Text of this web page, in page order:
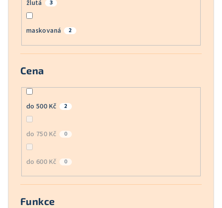
žlutá 3
maskovaná 2
Cena
do 500 Kč 2
do 750 Kč 0
do 600 Kč 0
Funkce